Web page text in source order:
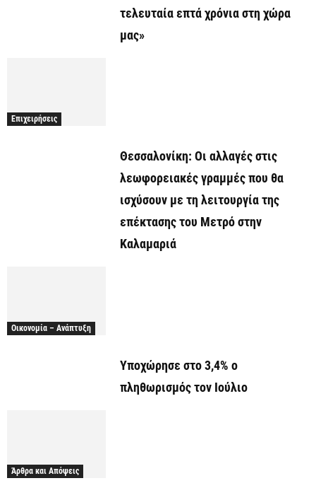
τελευταία επτά χρόνια στη χώρα
μας»
Επιχειρήσεις
Θεσσαλονίκη: Οι αλλαγές στις
λεωφορειακές γραμμές που θα
ισχύσουν με τη λειτουργία της
επέκτασης του Μετρό στην
Καλαμαριά
Οικονομία – Ανάπτυξη
Υποχώρησε στο 3,4% ο
πληθωρισμός τον Ιούλιο
Άρθρα και Απόψεις